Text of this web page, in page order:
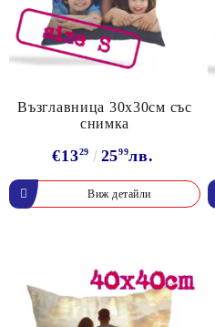
Възглавница 30х30см със
снимка
€1329 2599лв.
Виж детайли